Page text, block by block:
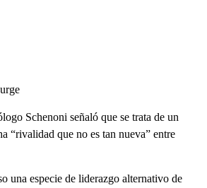
Schenoni señaló que se trata de un
“rivalidad que no es tan nueva” entre
una especie de liderazgo alternativo de